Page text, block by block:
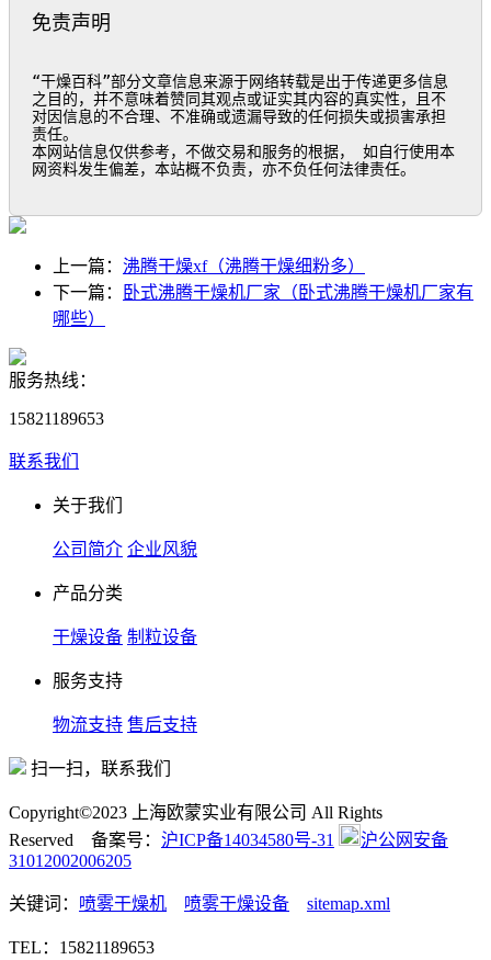
免责声明
“干燥百科”部分文章信息来源于网络转载是出于传递更多信息
之目的，并不意味着赞同其观点或证实其内容的真实性，且不
对因信息的不合理、不准确或遗漏导致的任何损失或损害承担
责任。
本网站信息仅供参考，不做交易和服务的根据， 如自行使用本
网资料发生偏差，本站概不负责，亦不负任何法律责任。
上一篇： 沸腾干燥xf（沸腾干燥细粉多）
下一篇：
卧式沸腾干燥机厂家（卧式沸腾干燥机厂家有
哪些）
服务热线：
15821189653
联系我们
关于我们
公司简介 企业风貌
产品分类
干燥设备 制粒设备
服务支持
物流支持 售后支持
扫一扫，联系我们
Copyright©2023 上海欧蒙实业有限公司 All Rights
Reserved 备案号： 沪ICP备14034580号-31
沪公网安备
31012002006205
关键词： 喷雾干燥机 喷雾干燥设备 sitemap.xml
TEL：15821189653